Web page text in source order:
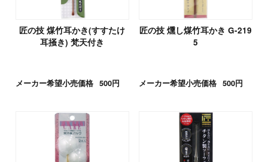
匠の技 煤竹耳かき(すすたけ
耳掻き) 梵天付き
メーカー希望小売価格 500円
匠の技 燻し煤竹耳かき G-219
5
メーカー希望小売価格 500円